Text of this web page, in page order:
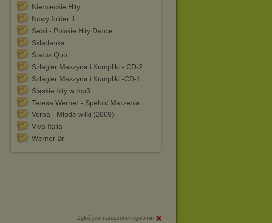
Niemieckie Hity
Nowy folder 1
Sebii - Polskie Hity Dance
Składanka
Status Quo
Szlagier Maszyna i Kumpliki - CD-2
Szlagier Maszyna i Kumpliki -CD-1
Śląskie hity w mp3
Teresa Werner - Spełnić Marzenia
Verba - Młode wilki (2009)
Viva Italia
Werner Br
Zgłoś jeśli naruszono regulamin